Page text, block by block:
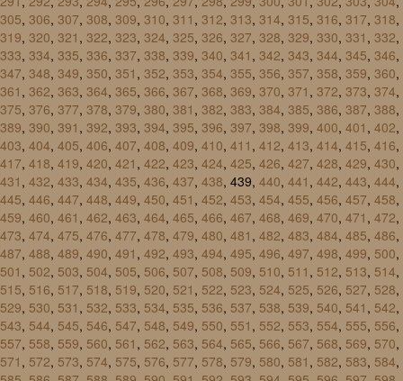
305, 306, 307, 308, 309, 310, 311 , 312, 313, 314, 315, 316, 317, 318,
319, 320, 321 , 322, 323, 324, 325, 326, 327, 328, 329, 330, 331 , 332,
333, 334, 335, 336, 337, 338, 339, 340, 341 , 342, 343, 344, 345, 346,
347, 348, 349, 350, 351 , 352, 353, 354, 355, 356, 357, 358, 359, 360,
361 , 362, 363, 364, 365, 366, 367, 368, 369, 370, 371 , 372, 373, 374,
375, 376, 377, 378, 379, 380, 381 , 382, 383, 384, 385, 386, 387, 388,
389, 390, 391 , 392, 393, 394, 395, 396, 397, 398, 399, 400, 401 , 402,
403, 404, 405, 406, 407, 408, 409, 410, 411 , 412, 413, 414, 415, 416,
417, 418, 419, 420, 421 , 422, 423, 424, 425, 426, 427, 428, 429, 430,
431 , 432, 433, 434, 435, 436, 437, 438, 439, 440, 441 , 442, 443, 444,
445, 446, 447, 448, 449, 450, 451 , 452, 453, 454, 455, 456, 457, 458,
459, 460, 461 , 462, 463, 464, 465, 466, 467, 468, 469, 470, 471 , 472,
473, 474, 475, 476, 477, 478, 479, 480, 481 , 482, 483, 484, 485, 486,
487, 488, 489, 490, 491 , 492, 493, 494, 495, 496, 497, 498, 499, 500,
501 , 502, 503, 504, 505, 506, 507, 508, 509, 510, 511 , 512, 513, 514,
515, 516, 517, 518, 519, 520, 521 , 522, 523, 524, 525, 526, 527, 528,
529, 530, 531 , 532, 533, 534, 535, 536, 537, 538, 539, 540, 541 , 542,
543, 544, 545, 546, 547, 548, 549, 550, 551 , 552, 553, 554, 555, 556,
557, 558, 559, 560, 561 , 562, 563, 564, 565, 566, 567, 568, 569, 570,
571 , 572, 573, 574, 575, 576, 577, 578, 579, 580, 581 , 582, 583, 584,